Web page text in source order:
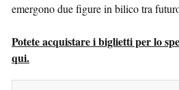
emergono due figure in bilico tra
Potete acquistare i biglietti per lo
qui.